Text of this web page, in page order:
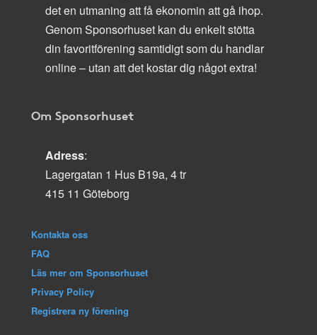
det en utmaning att få ekonomin att gå ihop.
Genom Sponsorhuset kan du enkelt stötta
din favoritförening samtidigt som du handlar
online – utan att det kostar dig något extra!
Om Sponsorhuset
Adress:
Lagergatan 1 Hus B19a, 4 tr
415 11 Göteborg
Kontakta oss
FAQ
Läs mer om Sponsorhuset
Privacy Policy
Registrera ny förening